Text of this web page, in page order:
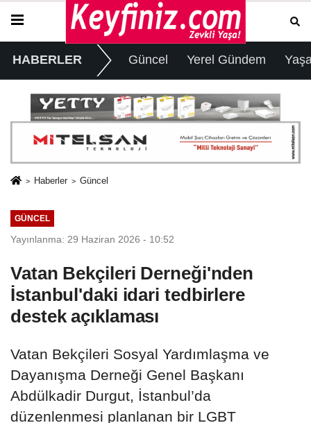
HABERLER Güncel Yerel Gündem
Haberler Güncel
GÜNCEL
Yayınlanma: 29 Haziran 2026 - 10:52
Vatan Bekçileri Derneği'nden
İstanbul'daki idari tedbirlere
destek açıklaması
Vatan Bekçileri Sosyal Yardımlaşma ve
Dayanışma Derneği Genel Başkanı
Abdülkadir Durgut, İstanbul’da
düzenlenmesi planlanan bir LGBT